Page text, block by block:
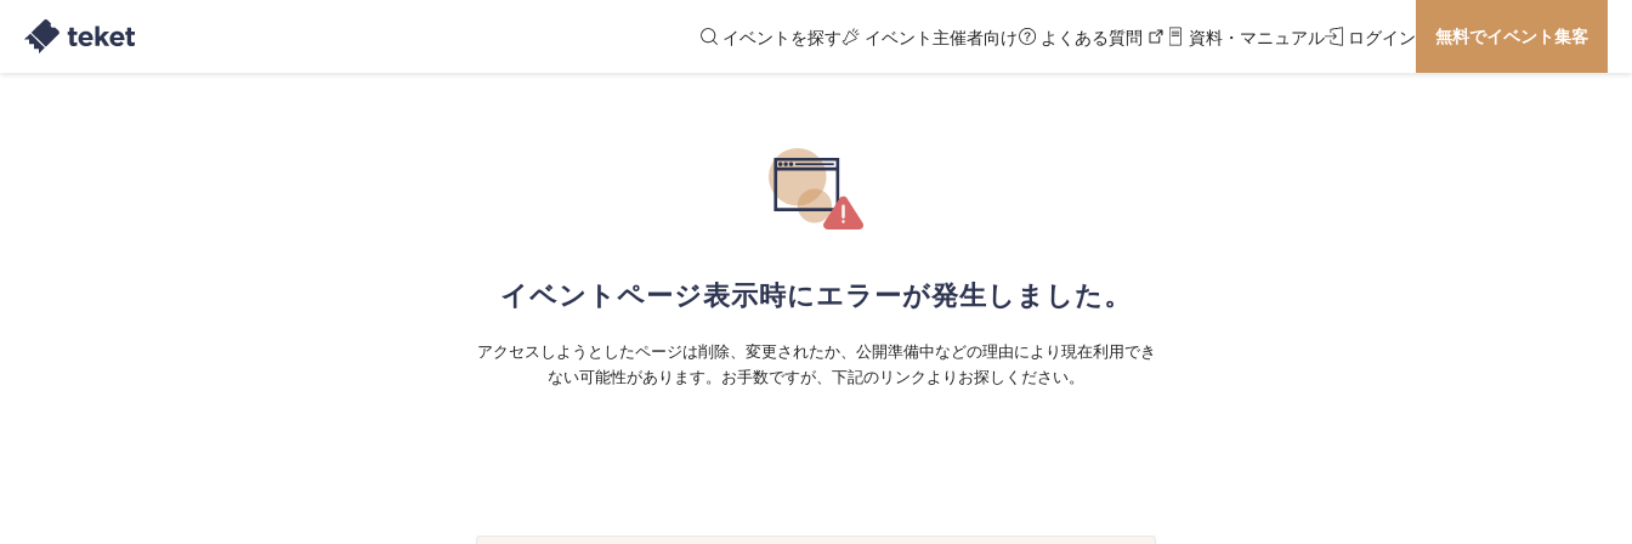
イベントを探す イベント主催者向け よくある質問 資料・マニュアル ログイン 無料でイベント集客
イベントページ表示時にエラーが発生しました。
アクセスしようとしたページは削除、変更されたか、公開準備中などの理由により現在利用でき
ない可能性があります。お手数ですが、下記のリンクよりお探しください。